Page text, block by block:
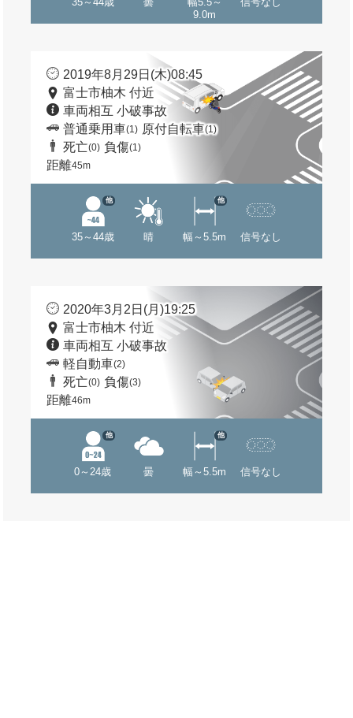
9.0m
2019年8月29日(木)08:45
富士市柚木 付近
車両相互 小破事故
普通乗用車(1) 原付自転車(1)
死亡(0) 負傷(1)
距離45m
35～44歳
他
晴 幅～5.5m
他
信号なし
2020年3月2日(月)19:25
富士市柚木 付近
車両相互 小破事故
軽自動車(2)
死亡(0) 負傷(3)
距離46m
0～24歳
他
曇 幅～5.5m
他
信号なし